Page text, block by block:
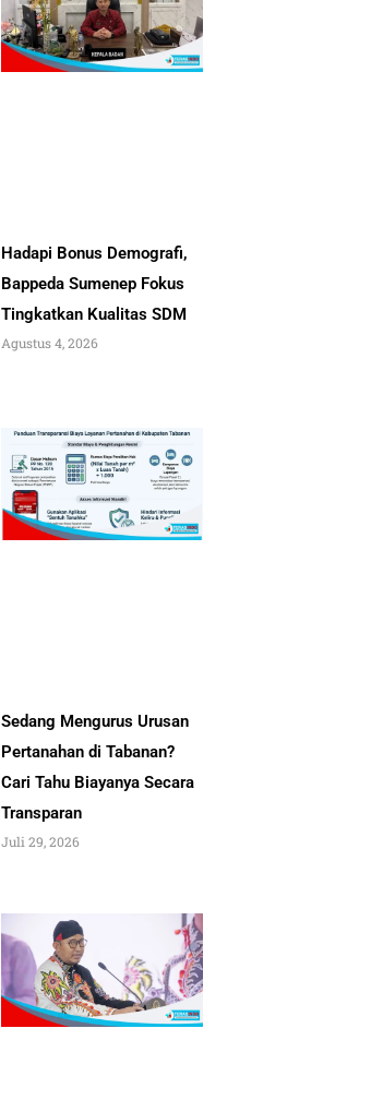
Hadapi Bonus Demografi,
Bappeda Sumenep Fokus
Tingkatkan Kualitas SDM
Agustus 4, 2026
Sedang Mengurus Urusan
Pertanahan di Tabanan?
Cari Tahu Biayanya Secara
Transparan
Juli 29, 2026